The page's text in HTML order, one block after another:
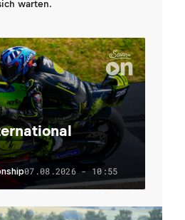
warten.
07.08.2026 - 10:55